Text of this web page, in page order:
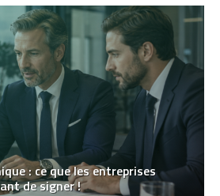
: ce que les entreprises
de signer !